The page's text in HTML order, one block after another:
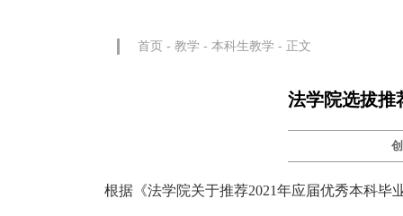
首页 - 教学 - 本科生教学 - 正文
法学院选拔推
根据《法学院关于推荐2021年应届优秀本科